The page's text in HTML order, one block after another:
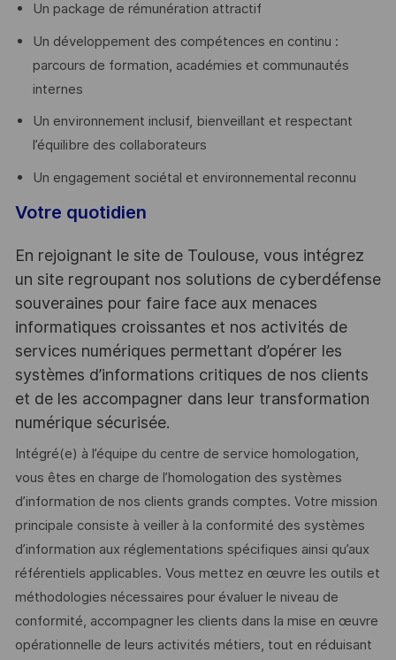
Un package de rémunération attractif
Un développement des compétences en continu :
parcours de formation, académies et communautés
internes
Un environnement inclusif, bienveillant et respectant
l’équilibre des collaborateurs
Un engagement sociétal et environnemental reconnu
Votre quotidien
En rejoignant le site de Toulouse, vous intégrez
un site regroupant nos solutions de cyberdéfense
souveraines pour faire face aux menaces
informatiques croissantes et nos activités de
services numériques permettant d’opérer les
systèmes d’informations critiques de nos clients
et de les accompagner dans leur transformation
numérique sécurisée.
Intégré(e) à l’équipe du centre de service homologation,
vous êtes en charge de l’homologation des systèmes
d’information de nos clients grands comptes. Votre mission
principale consiste à veiller à la conformité des systèmes
d’information aux réglementations spécifiques ainsi qu’aux
référentiels applicables. Vous mettez en œuvre les outils et
méthodologies nécessaires pour évaluer le niveau de
conformité, accompagner les clients dans la mise en œuvre
opérationnelle de leurs activités métiers, tout en réduisant